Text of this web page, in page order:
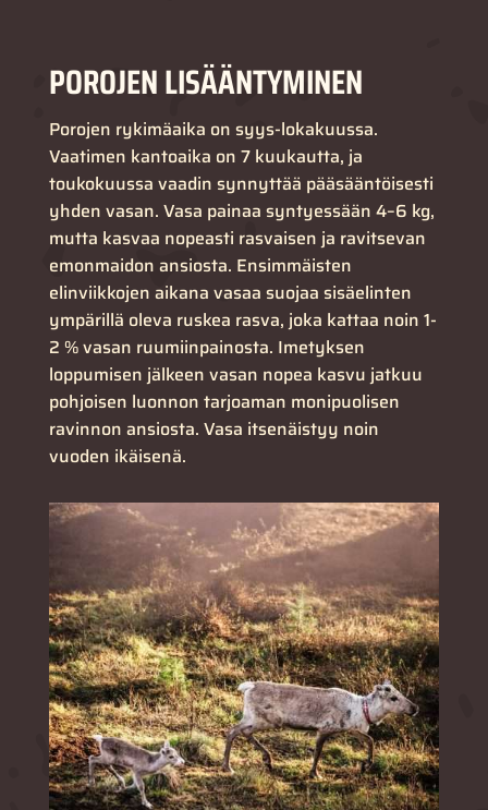
POROJEN LISÄÄNTYMINEN
Porojen rykimäaika on syys-lokakuussa.
Vaatimen kantoaika on 7 kuukautta, ja
toukokuussa vaadin synnyttää pääsääntöisesti
yhden vasan. Vasa painaa syntyessään 4–6 kg,
mutta kasvaa nopeasti rasvaisen ja ravitsevan
emonmaidon ansiosta. Ensimmäisten
elinviikkojen aikana vasaa suojaa sisäelinten
ympärillä oleva ruskea rasva, joka kattaa noin 1-
2 % vasan ruumiinpainosta. Imetyksen
loppumisen jälkeen vasan nopea kasvu jatkuu
pohjoisen luonnon tarjoaman monipuolisen
ravinnon ansiosta. Vasa itsenäistyy noin
vuoden ikäisenä.